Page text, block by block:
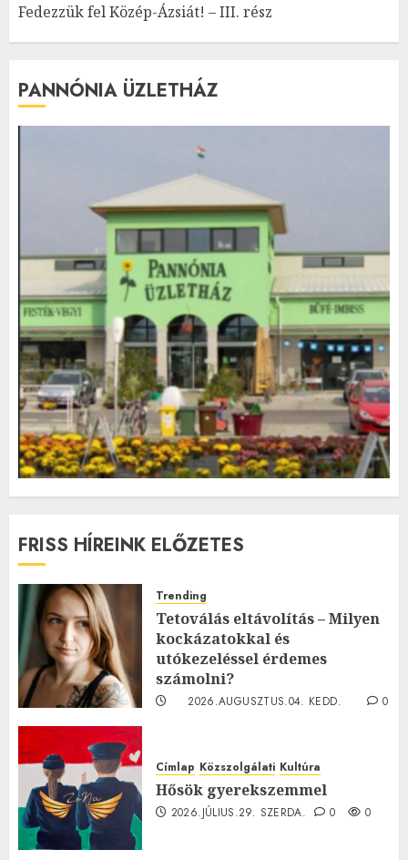
Fedezzük fel Közép-Ázsiát! – III. rész
PANNÓNIA ÜZLETHÁZ
FRISS HÍREINK ELŐZETES
Trending
Tetoválás eltávolítás – Milyen
kockázatokkal és
utókezeléssel érdemes
számolni?
2026.AUGUSZTUS.04. KEDD.
0
Címlap Közszolgálati Kultúra
Hősök gyerekszemmel
2026.JÚLIUS.29. SZERDA. 0 0